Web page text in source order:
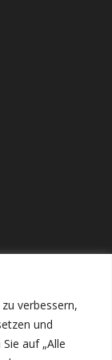
verbessern,
und
auf „Alle